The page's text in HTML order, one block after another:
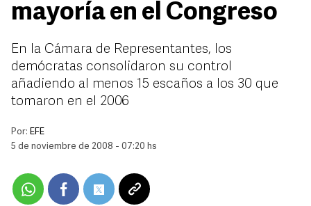
mayoría en el Congreso
En la Cámara de Representantes, los
demócratas consolidaron su control
añadiendo al menos 15 escaños a los 30 que
tomaron en el 2006
Por: EFE
5 de noviembre de 2008 - 07:20 hs